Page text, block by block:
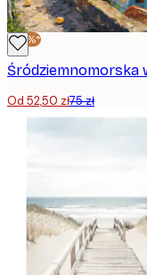
-30%*
Od 52,50 zł75 zł